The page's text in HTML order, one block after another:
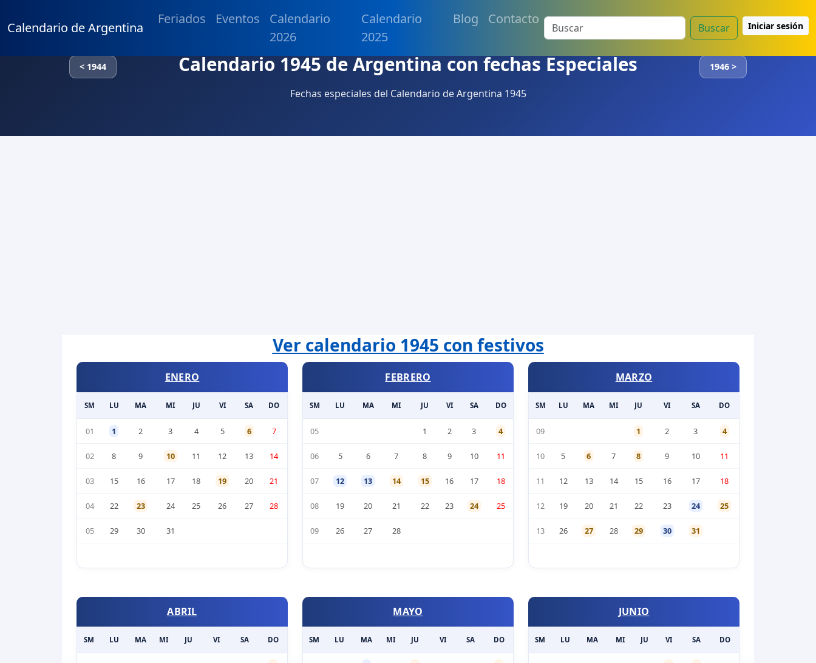
Calendario de Argentina
Feriados Eventos
Calendario
2026
Calendario
2025
Blog Contacto
Buscar Iniciar sesión
< 1944 Calendario 1945 de Argentina con fechas Especiales 1946 >
Fechas especiales del Calendario de Argentina 1945
Ver calendario 1945 con festivos
ENERO
SM LU MA MI JU VI SA DO
01 1 2 3 4 5 6 7
02 8 9 10 11 12 13 14
03 15 16 17 18 19 20 21
04 22 23 24 25 26 27 28
05 29 30 31
FEBRERO
SM LU MA MI JU VI SA DO
05 1 2 3 4
06 5 6 7 8 9 10 11
07 12 13 14 15 16 17 18
08 19 20 21 22 23 24 25
09 26 27 28
MARZO
SM LU MA MI JU VI SA DO
09 1 2 3 4
10 5 6 7 8 9 10 11
11 12 13 14 15 16 17 18
12 19 20 21 22 23 24 25
13 26 27 28 29 30 31
ABRIL
SM LU MA MI JU VI SA DO
MAYO
SM LU MA MI JU VI SA DO
JUNIO
SM LU MA MI JU VI SA DO